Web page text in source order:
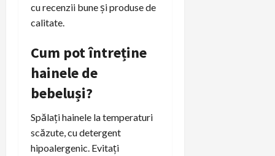
cu recenzii bune și produse de
calitate.
Cum pot întreține
hainele de
bebeluși?
Spălați hainele la temperaturi
scăzute, cu detergent
hipoalergenic. Evitați